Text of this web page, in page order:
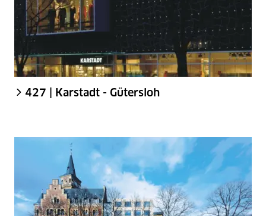
427 | Karstadt - Gütersloh